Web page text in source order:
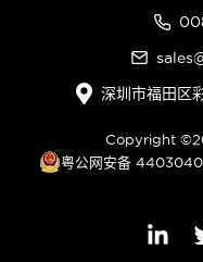
深圳市福田区
Copyright
粤公网安备